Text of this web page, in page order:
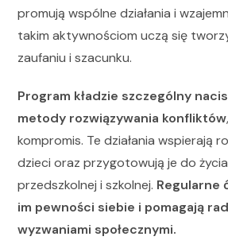
promują wspólne działania i
takim aktywnościom uczą się
zaufaniu i szacunku.
Program kładzie szczególny
metody rozwiązywania konfliktów
kompromis. Te działania wspierają
dzieci oraz przygotowują je do
przedszkolnej i szkolnej. Regularne
im pewności siebie i pomagają
wyzwaniami społecznymi.